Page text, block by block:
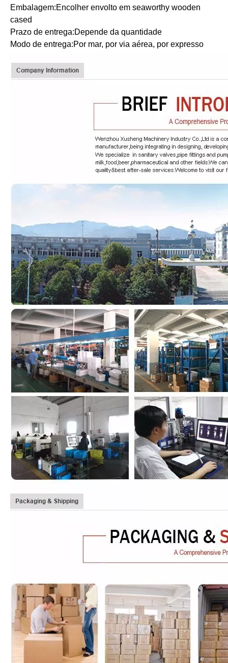
Embalagem:Encolher envolto em seaworthy wooden
cased
Prazo de entrega:Depende da quantidade
Modo de entrega:Por mar, por via aérea, por expresso